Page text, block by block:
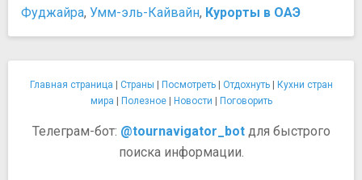
Фуджайра, Умм-эль-Кайвайн, Курорты в ОАЭ
Главная страница Страны Посмотреть| Отдохнуть|
Кухни стран
мира
Полезное| Новости Поговорить
Телеграм-бот: @tournavigator_botдля быстрого
поиска информации.